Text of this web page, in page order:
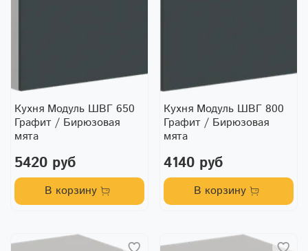
Кухня Модуль ШВГ 650
Графит / Бирюзовая
мята
5420 руб
В корзину
Кухня Модуль ШВГ 800
Графит / Бирюзовая
мята
4140 руб
В корзину